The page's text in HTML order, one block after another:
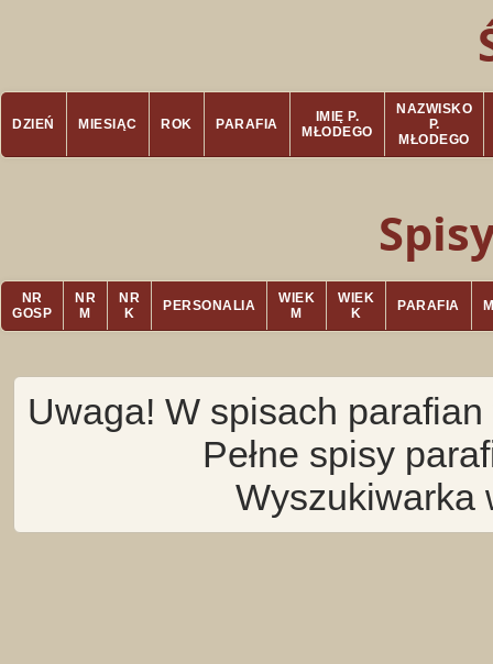
DZIEŃ MIESIĄC ROK PARAFIA
IMIĘ P.
MŁODEGO
NAZWISKO
P.
MŁODEGO
NR
GOSP
NR
M
NR
K
PERSONALIA
WIEK
M
WIEK
K
PARAFIA
Uwaga! W spisach
Pełne spisy
Wyszukiwarka